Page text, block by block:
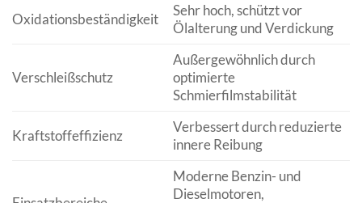
Oxidationsbeständigkeit
Sehr hoch, schützt vor
Ölalterung und Verdickung
Verschleißschutz
Außergewöhnlich durch
optimierte
Schmierfilmstabilität
Kraftstoffeffizienz
Verbessert durch reduzierte
innere Reibung
Moderne Benzin- und
Dieselmotoren,